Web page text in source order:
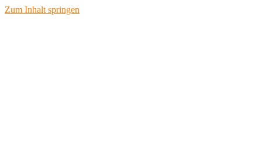
Zum Inhalt springen